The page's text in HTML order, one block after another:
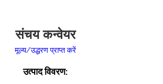
संचय कन्वेयर
मूल्य/उद्धरण प्राप्त करें
उत्पाद विवरण: